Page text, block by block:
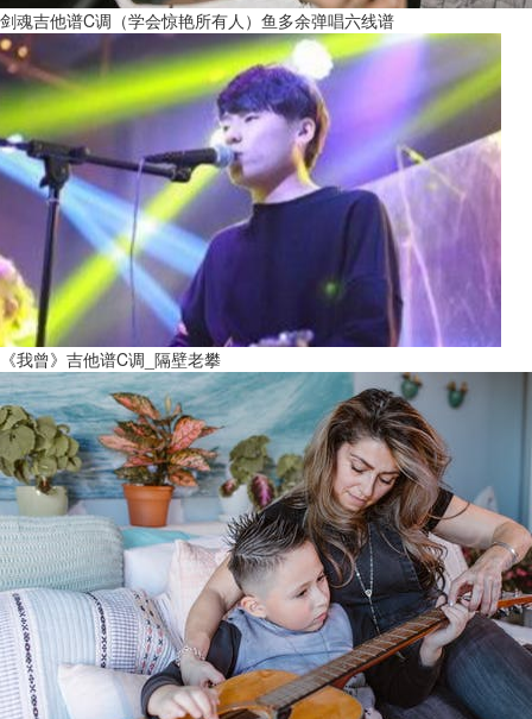
剑魂吉他谱C调（学会惊艳所有人）鱼多余弹唱六线谱
《我曾》吉他谱C调_隔壁老攀